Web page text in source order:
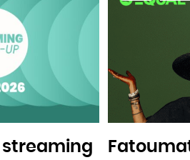
streaming